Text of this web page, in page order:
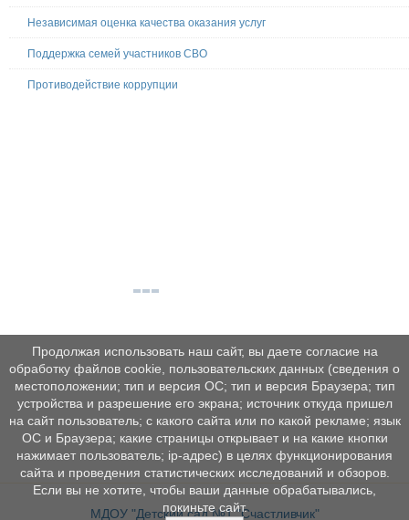
Независимая оценка качества оказания услуг
Поддержка семей участников СВО
Противодействие коррупции
МДОУ "Детский сад №1 "Счастливчик"
Продолжая использовать наш сайт, вы даете согласие на
обработку файлов cookie, пользовательских данных (сведения о
местоположении; тип и версия ОС; тип и версия Браузера; тип
устройства и разрешение его экрана; источник откуда пришел
на сайт пользователь; с какого сайта или по какой рекламе; язык
ОС и Браузера; какие страницы открывает и на какие кнопки
нажимает пользователь; ip-адрес) в целях функционирования
сайта и проведения статистических исследований и обзоров.
Если вы не хотите, чтобы ваши данные обрабатывались,
покиньте сайт.